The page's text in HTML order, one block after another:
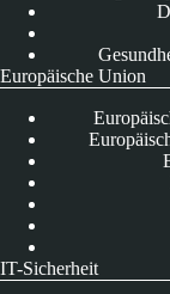
Europäische Union
IT-Sicherheit